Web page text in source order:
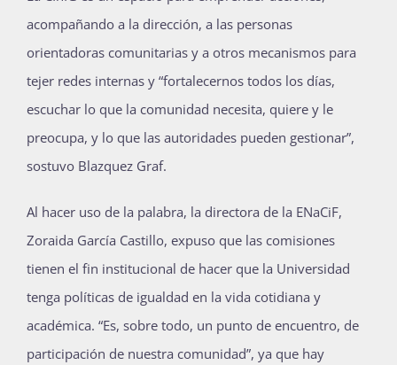
acompañando a la dirección, a las personas
orientadoras comunitarias y a otros mecanismos para
tejer redes internas y “fortalecernos todos los días,
escuchar lo que la comunidad necesita, quiere y le
preocupa, y lo que las autoridades pueden gestionar”,
sostuvo Blazquez Graf.
Al hacer uso de la palabra, la directora de la ENaCiF,
Zoraida García Castillo, expuso que las comisiones
tienen el fin institucional de hacer que la Universidad
tenga políticas de igualdad en la vida cotidiana y
académica. “Es, sobre todo, un punto de encuentro, de
participación de nuestra comunidad”, ya que hay